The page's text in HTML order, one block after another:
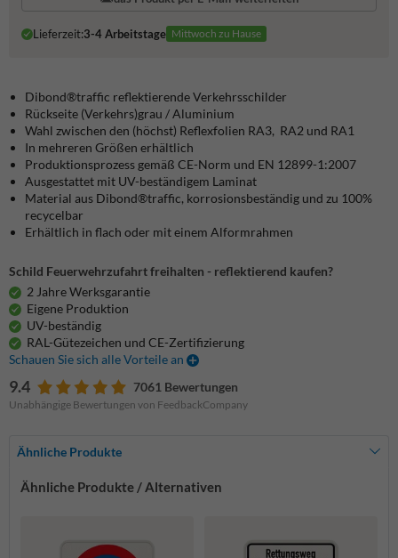
Lieferzeit:3-4 Arbeitstage Mittwoch zu Hause
Dibond®traffic reflektierende Verkehrsschilder
Rückseite (Verkehrs)grau / Aluminium
Wahl zwischen den (höchst) Reflexfolien RA3, RA2 und RA1
In mehreren Größen erhältlich
Produktionsprozess gemäß CE-Norm und EN 12899-1:2007
Ausgestattet mit UV-beständigem Laminat
Material aus Dibond®traffic, korrosionsbeständig und zu 100%
recycelbar
Erhältlich in flach oder mit einem Alformrahmen
Schild Feuerwehrzufahrt freihalten - reflektierend kaufen?
2 Jahre Werksgarantie
Eigene Produktion
UV-beständig
RAL-Gütezeichen und CE-Zertifizierung
Schauen Sie sich alle Vorteile an
9.4 7061 Bewertungen
Unabhängige Bewertungen von FeedbackCompany
Ähnliche Produkte
Ähnliche Produkte / Alternativen